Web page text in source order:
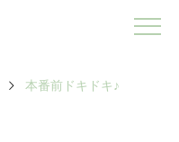
本番前ドキドキ♪